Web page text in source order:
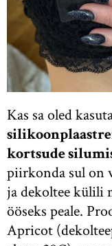
Kas sa oled
kortsude
piirkonda sul on
ja dekoltee külili
ööseks peale.
Apricot